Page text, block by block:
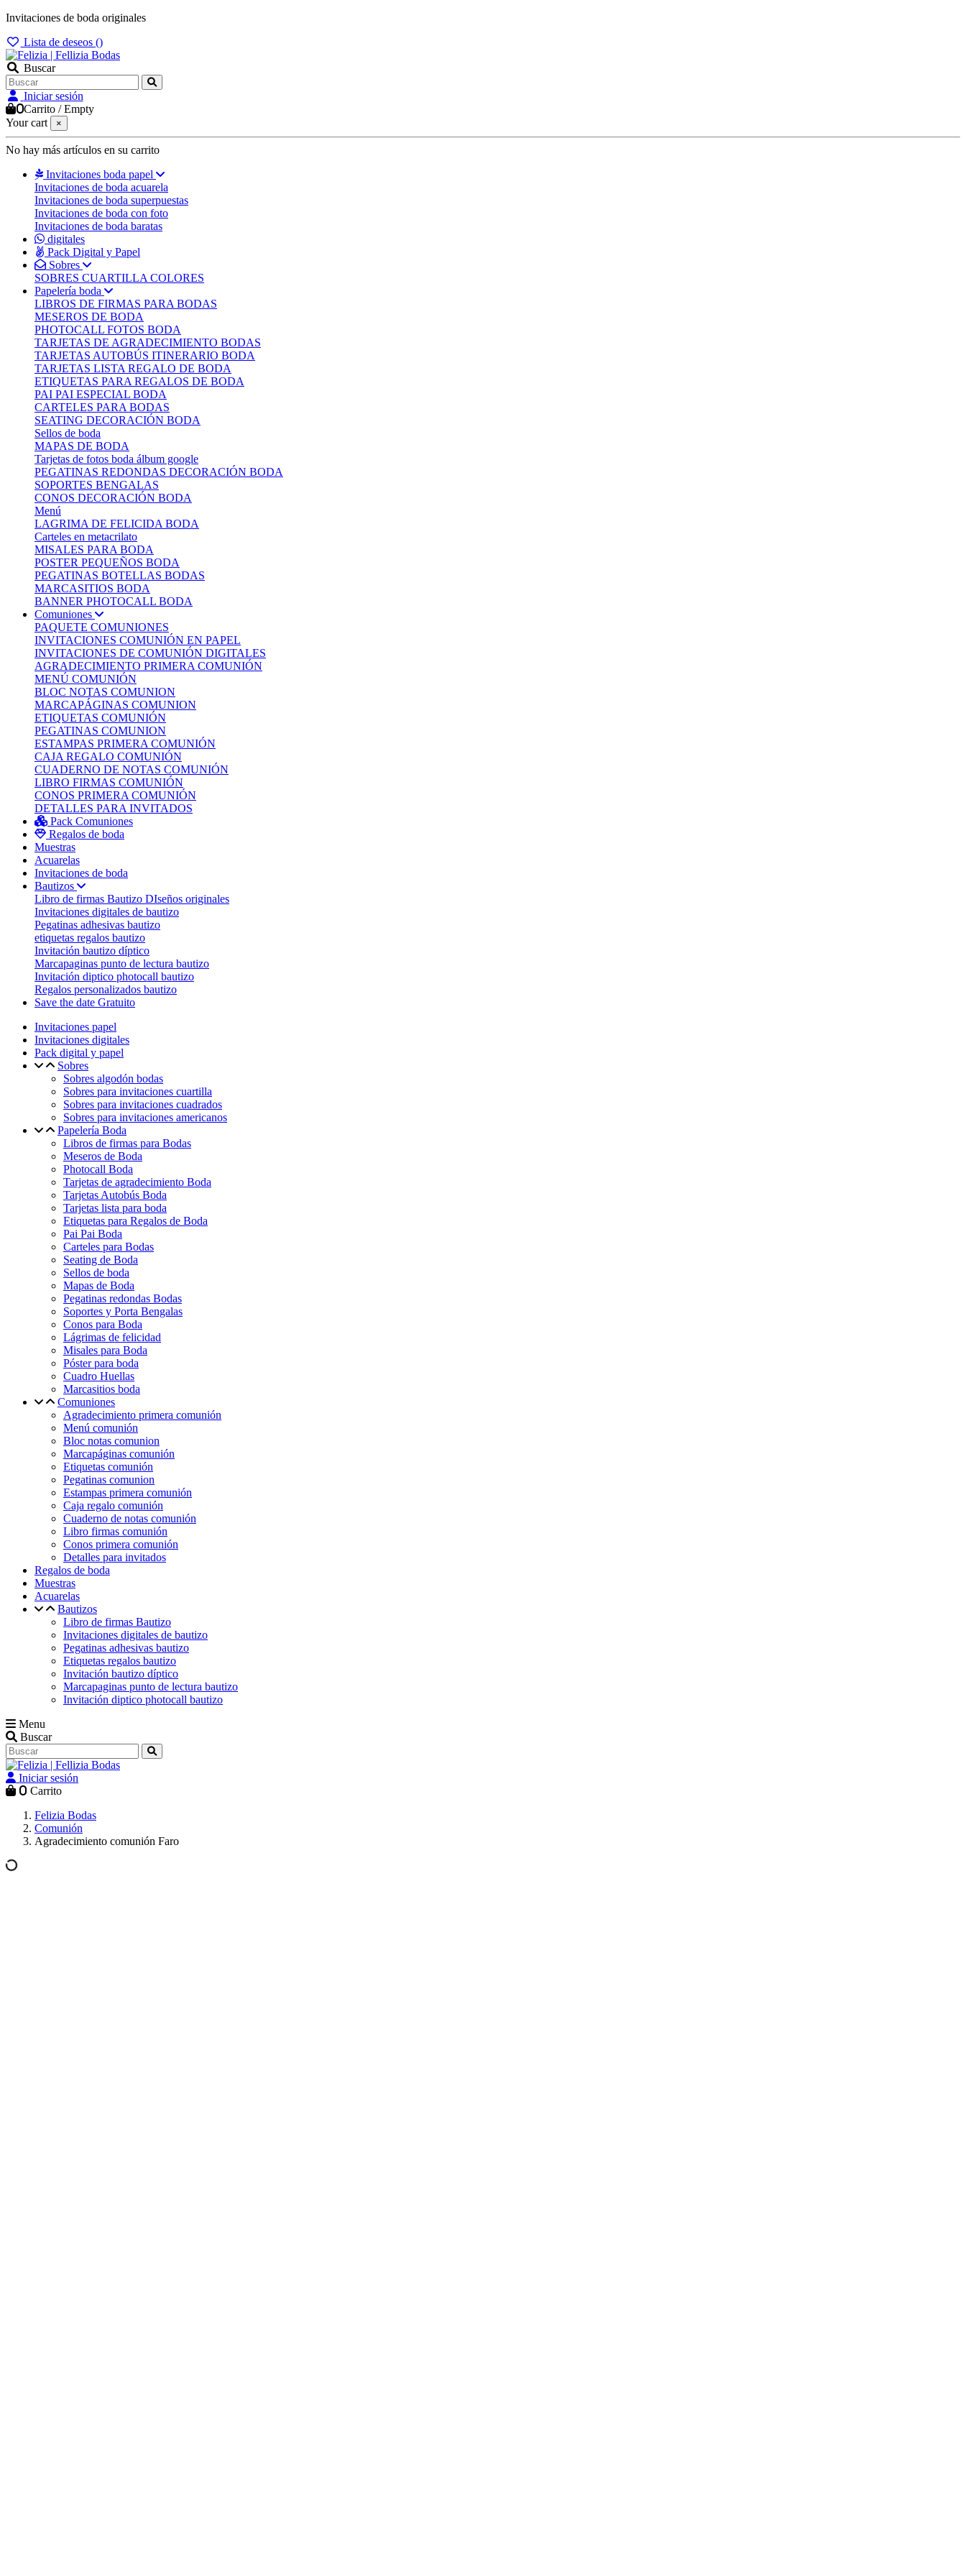
Invitaciones de boda originales
Lista de deseos ()
Buscar
Iniciar sesión
0Carrito /Empty
Your cart
×
No hay más artículos en su carrito
Invitaciones boda papel
Invitaciones de boda acuarela
Invitaciones de boda superpuestas
Invitaciones de boda con foto
Invitaciones de boda baratas
digitales
Pack Digital y Papel
Sobres
SOBRES CUARTILLA COLORES
Papelería boda
LIBROS DE FIRMAS PARA BODAS
MESEROS DE BODA
PHOTOCALL FOTOS BODA
TARJETAS DE AGRADECIMIENTO BODAS
TARJETAS AUTOBÚS ITINERARIO BODA
TARJETAS LISTA REGALO DE BODA
ETIQUETAS PARA REGALOS DE BODA
PAI PAI ESPECIAL BODA
CARTELES PARA BODAS
SEATING DECORACIÓN BODA
Sellos de boda
MAPAS DE BODA
Tarjetas de fotos boda álbum google
PEGATINAS REDONDAS DECORACIÓN BODA
SOPORTES BENGALAS
CONOS DECORACIÓN BODA
Menú
LAGRIMA DE FELICIDA BODA
Carteles en metacrilato
MISALES PARA BODA
POSTER PEQUEÑOS BODA
PEGATINAS BOTELLAS BODAS
MARCASITIOS BODA
BANNER PHOTOCALL BODA
Comuniones
PAQUETE COMUNIONES
INVITACIONES COMUNIÓN EN PAPEL
INVITACIONES DE COMUNIÓN DIGITALES
AGRADECIMIENTO PRIMERA COMUNIÓN
MENÚ COMUNIÓN
BLOC NOTAS COMUNION
MARCAPÁGINAS COMUNION
ETIQUETAS COMUNIÓN
PEGATINAS COMUNION
ESTAMPAS PRIMERA COMUNIÓN
CAJA REGALO COMUNIÓN
CUADERNO DE NOTAS COMUNIÓN
LIBRO FIRMAS COMUNIÓN
CONOS PRIMERA COMUNIÓN
DETALLES PARA INVITADOS
Pack Comuniones
Regalos de boda
Muestras
Acuarelas
Invitaciones de boda
Bautizos
Libro de firmas Bautizo DIseños originales
Invitaciones digitales de bautizo
Pegatinas adhesivas bautizo
etiquetas regalos bautizo
Invitación bautizo díptico
Marcapaginas punto de lectura bautizo
Invitación diptico photocall bautizo
Regalos personalizados bautizo
Save the date Gratuito
Invitaciones papel
Invitaciones digitales
Pack digital y papel
Sobres
Sobres algodón bodas
Sobres para invitaciones cuartilla
Sobres para invitaciones cuadrados
Sobres para invitaciones americanos
Papelería Boda
Libros de firmas para Bodas
Meseros de Boda
Photocall Boda
Tarjetas de agradecimiento Boda
Tarjetas Autobús Boda
Tarjetas lista para boda
Etiquetas para Regalos de Boda
Pai Pai Boda
Carteles para Bodas
Seating de Boda
Sellos de boda
Mapas de Boda
Pegatinas redondas Bodas
Soportes y Porta Bengalas
Conos para Boda
Lágrimas de felicidad
Misales para Boda
Póster para boda
Cuadro Huellas
Marcasitios boda
Comuniones
Agradecimiento primera comunión
Menú comunión
Bloc notas comunion
Marcapáginas comunión
Etiquetas comunión
Pegatinas comunion
Estampas primera comunión
Caja regalo comunión
Cuaderno de notas comunión
Libro firmas comunión
Conos primera comunión
Detalles para invitados
Regalos de boda
Muestras
Acuarelas
Bautizos
Libro de firmas Bautizo
Invitaciones digitales de bautizo
Pegatinas adhesivas bautizo
Etiquetas regalos bautizo
Invitación bautizo díptico
Marcapaginas punto de lectura bautizo
Invitación diptico photocall bautizo
Menu
Buscar
Iniciar sesión
0 Carrito
Felizia Bodas
Comunión
Agradecimiento comunión Faro